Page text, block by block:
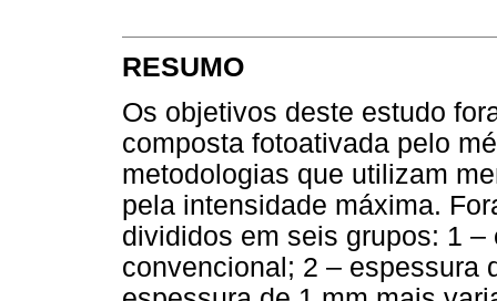
RESUMO
Os objetivos deste estudo
composta fotoativada pelo
metodologias que utilizam
pela intensidade máxima.
divididos em seis grupos: 1
convencional; 2 – espessura